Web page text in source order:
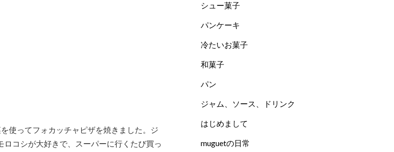
使ってフォカッチャピザを焼きました。ジ
コシが大好きで、スーパーに行くたび買っ
シュー菓子
パンケーキ
冷たいお菓子
和菓子
パン
ジャム、ソース、ドリンク
はじめまして
muguetの日常